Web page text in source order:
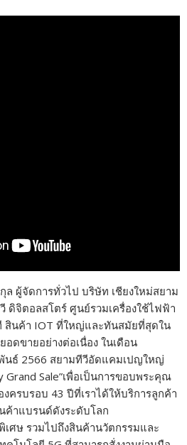
ผู้จัดการทั่วไป บริษัท เชียงใหม่สยาม
ดิจิตอลสโตร์ ศูนย์รวมเครื่องใช้ไฟฟ้า
สินค้า IOT ที่ใหญ่และทันสมัยที่สุดใน
ดขายอย่างต่อเนื่อง ในเดือน
นธ์ 2566 สยามทีวีอัดแคมเปญใหญ่
Grand Sale”เพื่อเป็นการขอบพระคุณ
รบรอบ 43 ปีที่เราได้ให้บริการลูกค้า
ค้าแบรนด์ดังระดับโลก
ศษ รวมไปถึงสินค้านวัตกรรมและ